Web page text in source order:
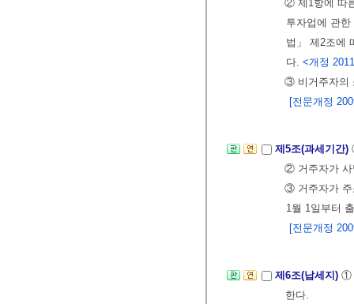
② 제1항에 따
투자업에 관
법」 제2조에
다. <개정
③ 비거주자의
[전문개정
제5조(과세기간)
② 거주자가 사
③ 거주자가 주
1월 1일부터
[전문개정
제6조(납세지) ①
한다.